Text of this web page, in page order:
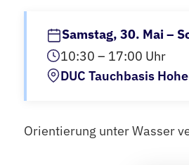
Samstag, 30. Mai –
10:30 – 17:00 Uhr
DUC Tauchbasis
Orientierung unter Wasser